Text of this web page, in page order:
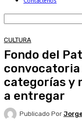
CULTURA
Fondo del
convocatoria
categorías y
a entregar
Publicado Por